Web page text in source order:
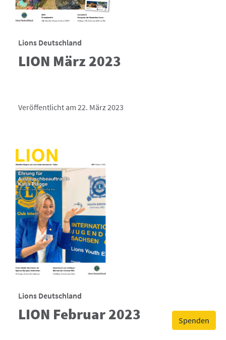
Spenden
Lions Deutschland
LION März 2023
Veröffentlicht am 22. März 2023
Lions Deutschland
LION Februar 2023